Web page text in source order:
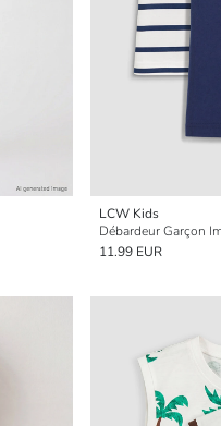
LCW Kids
Débardeur Garçon
11.99 EUR